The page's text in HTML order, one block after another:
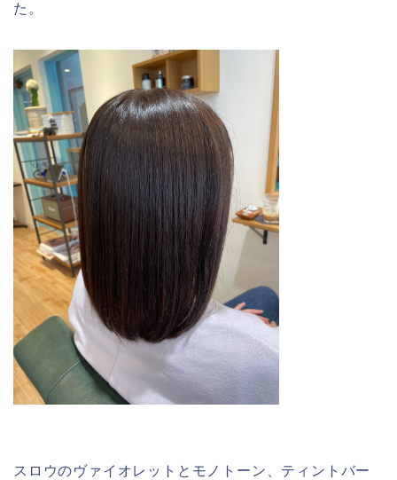
た。
スロウのヴァイオレットとモノトーン、ティントバー